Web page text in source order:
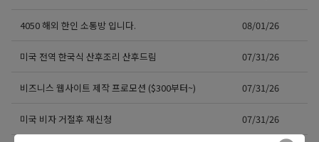
4050 해외 한인 소통방 입니다. 08/01/26
미국 전역 한국식 산후조리 산후드림 07/31/26
비즈니스 웹사이트 제작 프로모션 ($300부터~) 07/31/26
미국 비자 거절후 재신청 07/31/26